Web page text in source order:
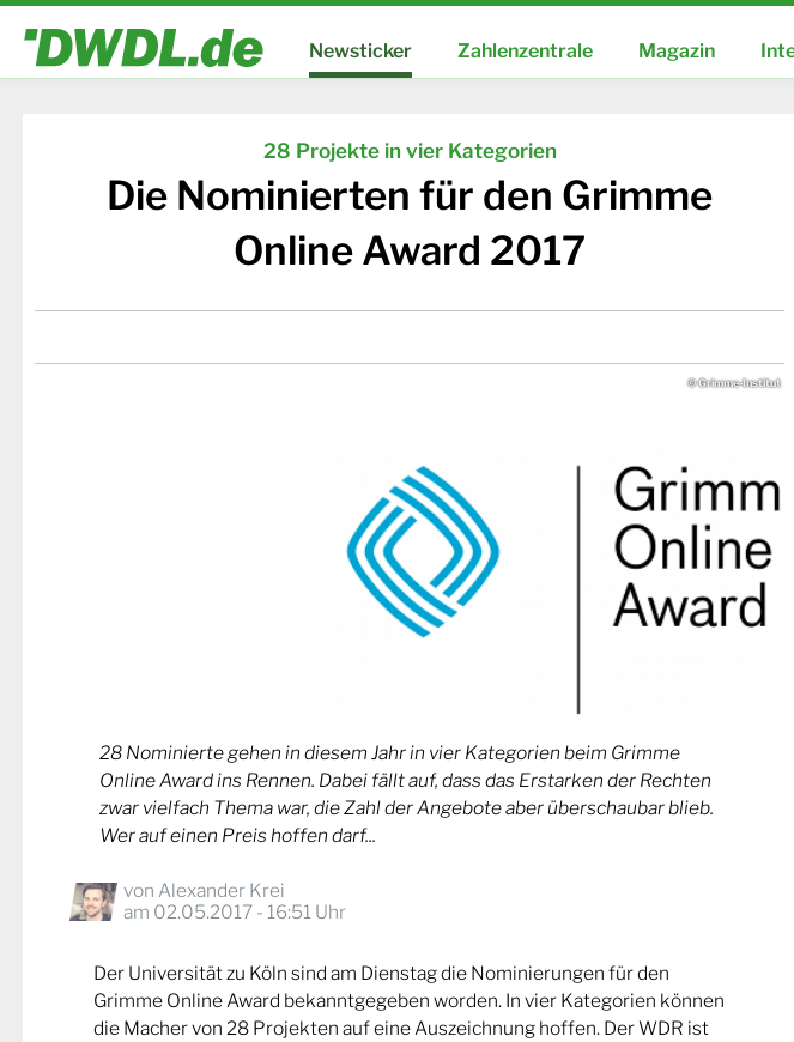
Newsticker Zahlenzentrale Magazin
28 Projekte in vier Kategorien
Die Nominierten für den Grimme
Online Award 2017
© Grimme-Institut
28 Nominierte gehen in diesem Jahr in vier Kategorien beim Grimme
Online Award ins Rennen. Dabei fällt auf, dass das Erstarken der Rechten
zwar vielfach Thema war, die Zahl der Angebote aber überschaubar blieb.
Wer auf einen Preis hoffen darf...
von Alexander Krei
am 02.05.2017 - 16:51 Uhr
Der Universität zu Köln sind am Dienstag die Nominierungen für den
Grimme Online Award bekanntgegeben worden. In vier Kategorien können
die Macher von 28 Projekten auf eine Auszeichnung hoffen. Der WDR ist